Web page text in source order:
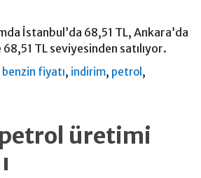
İstanbul’da 68,51 TL, Ankara’da
TL seviyesinden satılıyor.
benzin fiyatı, indirim, petrol ,
petrol üretimi